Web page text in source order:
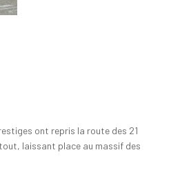
ont repris la route des 21
laissant place au massif des